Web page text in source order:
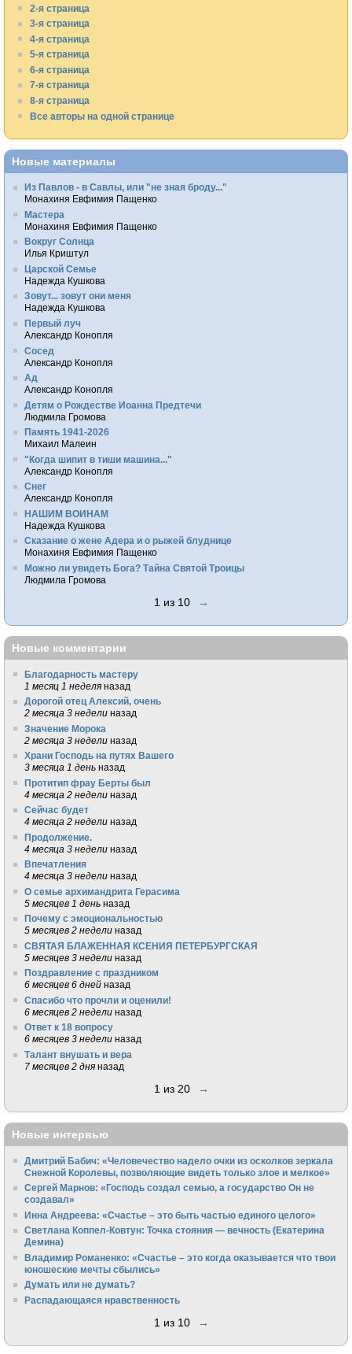
2-я страница
3-я страница
4-я страница
5-я страница
6-я страница
7-я страница
8-я страница
Все авторы на одной странице
Новые материалы
Из Павлов - в Савлы, или "не зная броду..."
Монахиня Евфимия Пащенко
Мастера
Монахиня Евфимия Пащенко
Вокруг Солнца
Илья Криштул
Царской Семье
Надежда Кушкова
Зовут... зовут они меня
Надежда Кушкова
Первый луч
Александр Конопля
Сосед
Александр Конопля
Ад
Александр Конопля
Детям о Рождестве Иоанна Предтечи
Людмила Громова
Память 1941-2026
Михаил Малеин
"Когда шипит в тиши машина..."
Александр Конопля
Снег
Александр Конопля
НАШИМ ВОИНАМ
Надежда Кушкова
Сказание о жене Адера и о рыжей блуднице
Монахиня Евфимия Пащенко
Можно ли увидеть Бога? Тайна Святой Троицы
Людмила Громова
1 из 10 →
Новые комментарии
Благодарность мастеру
1 месяц 1 неделя назад
Дорогой отец Алексий, очень
2 месяца 3 недели назад
Значение Морока
2 месяца 3 недели назад
Храни Господь на путях Вашего
3 месяца 1 день назад
Протитип фрау Берты был
4 месяца 2 недели назад
Сейчас будет
4 месяца 2 недели назад
Продолжение.
4 месяца 3 недели назад
Впечатления
4 месяца 3 недели назад
О семье архимандрита Герасима
5 месяцев 1 день назад
Почему с эмоциональностью
5 месяцев 2 недели назад
СВЯТАЯ БЛАЖЕННАЯ КСЕНИЯ ПЕТЕРБУРГСКАЯ
5 месяцев 3 недели назад
Поздравление с праздником
6 месяцев 6 дней назад
Спасибо что прочли и оценили!
6 месяцев 2 недели назад
Ответ к 18 вопросу
6 месяцев 3 недели назад
Талант внушать и вера
7 месяцев 2 дня назад
1 из 20 →
Новые интервью
Дмитрий Бабич: «Человечество надело очки из осколков зеркала
Снежной Королевы, позволяющие видеть только злое и мелкое»
Сергей Марнов: «Господь создал семью, а государство Он не
создавал»
Инна Андреева: «Счастье – это быть частью единого целого»
Светлана Коппел-Ковтун: Точка стояния — вечность (Екатерина
Демина)
Владимир Романенко: «Счастье – это когда оказывается что твои
юношеские мечты сбылись»
Думать или не думать?
Распадающаяся нравственность
1 из 10 →